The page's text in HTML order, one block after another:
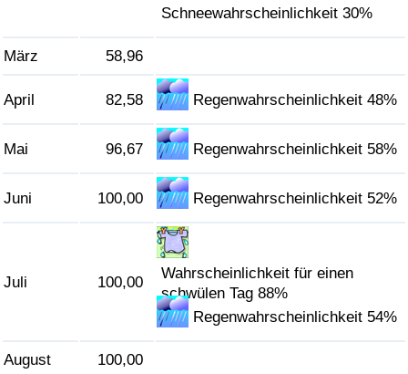
Schneewahrscheinlichkeit 30%
März 58,96
April 82,58 Regenwahrscheinlichkeit 48%
Mai 96,67 Regenwahrscheinlichkeit 58%
Juni 100,00 Regenwahrscheinlichkeit 52%
Juli 100,00
Wahrscheinlichkeit für einen
schwülen Tag 88%
Regenwahrscheinlichkeit 54%
August 100,00